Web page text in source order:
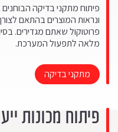
פיתוח מתקני בדיקה
ונראות המוצרים בהתאם
פרוטוקול שאתם מגדירים.
מלאה לתפעול המערכת.
מתקני בדיקה
פיתוח מכונות